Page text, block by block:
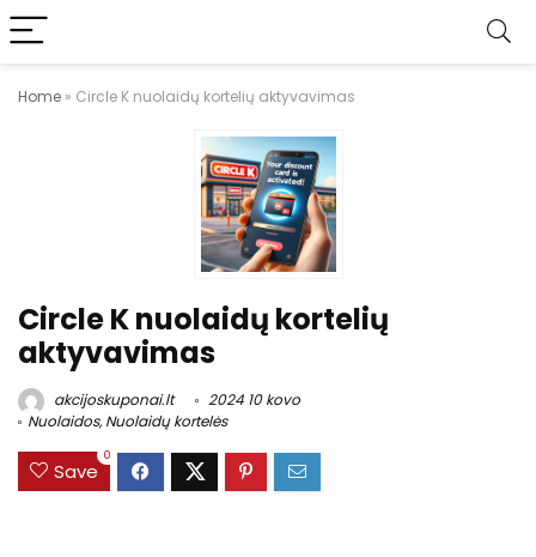
Home » Circle K nuolaidų kortelių aktyvavimas
Circle K nuolaidų kortelių
aktyvavimas
akcijoskuponai.lt
2024 10 kovo
Nuolaidos,Nuolaidų kortelės
Save
0